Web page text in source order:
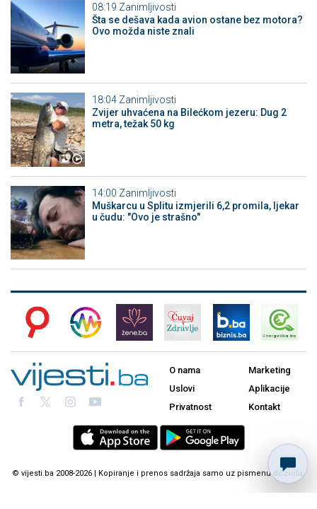
08:19 Zanimljivosti
Šta se dešava kada avion ostane bez motora?
Ovo možda niste znali
18:04 Zanimljivosti
Zvijer uhvaćena na Bilećkom jezeru: Dug 2
metra, težak 50 kg
14:00 Zanimljivosti
Muškarcu u Splitu izmjerili 6,2 promila, ljekar
u čudu: "Ovo je strašno"
O nama
Uslovi
Privatnost
Marketing
Aplikacije
Kontakt
© vijesti.ba 2008-2026 | Kopiranje i prenos sadržaja samo uz pismenu dozvolu.